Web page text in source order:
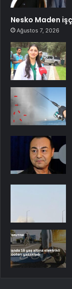
Nesko Maden
Ağustos 7, 2026